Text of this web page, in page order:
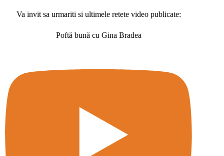
Va invit sa urmariti si ultimele retete video publicate:
Poftă bună cu Gina Bradea